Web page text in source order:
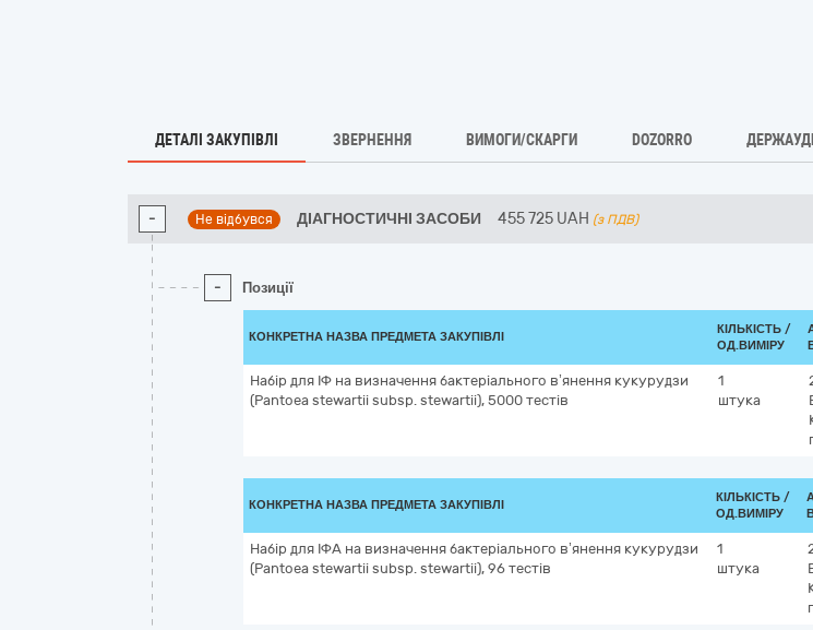
ДЕТАЛІ ЗАКУПІВЛІ ЗВЕРНЕННЯ ВИМОГИ/СКАРГИ DOZORRO
- Не відбувся ДІАГНОСТИЧНІ ЗАСОБИ 455 725 UAH (з ПДВ)
- Позиції
КОНКРЕТНА НАЗВА ПРЕДМЕТА ЗАКУПІВЛІ
КІЛЬКІСТЬ /
ОД.ВИМІРУ
Набір для ІФ на визначення бактеріального в’янення кукурудзи
(Pantoea stewartii subsp. stewartii), 5000 тестів
1
штука
КОНКРЕТНА НАЗВА ПРЕДМЕТА ЗАКУПІВЛІ
КІЛЬКІСТЬ /
ОД.ВИМІРУ
Набір для ІФА на визначення бактеріального в’янення кукурудзи
(Pantoea stewartii subsp. stewartii), 96 тестів
1
штука